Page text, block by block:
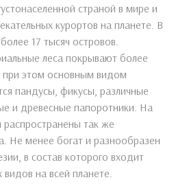
страной в мире и
курортов на планете. В
17 тысяч островов.
леса покрывают более
этом основным видом
пандусы, фикусы, различные
и древесные папоротники. На
так же
Не менее богат и разнообразен
в состав которого входит
на всей планете.